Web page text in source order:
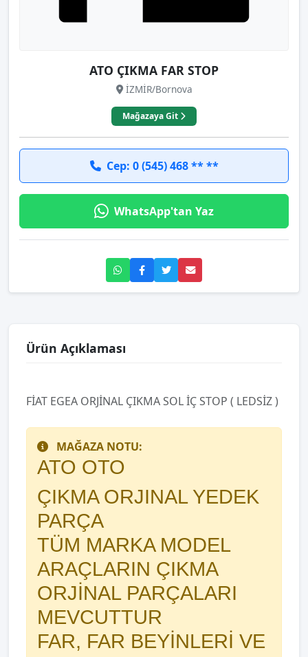
ATO ÇIKMA FAR STOP
İZMİR/Bornova
Mağazaya Git
Cep: 0 (545) 468 ** **
WhatsApp'tan Yaz
Ürün Açıklaması
FİAT EGEA ORJİNAL ÇIKMA SOL İÇ STOP ( LEDSİZ )
MAĞAZA NOTU:
ATO OTO
ÇIKMA ORJINAL YEDEK
PARÇA
TÜM MARKA MODEL
ARAÇLARIN ÇIKMA
ORJİNAL PARÇALARI
MEVCUTTUR
FAR, FAR BEYİNLERİ VE